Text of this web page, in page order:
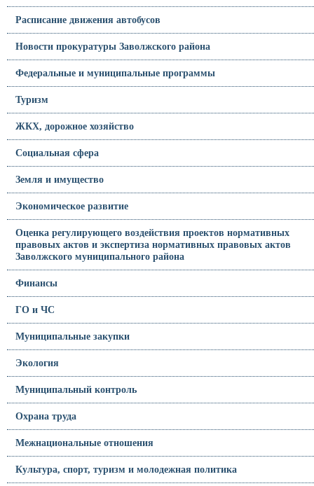
Расписание движения автобусов
Новости прокуратуры Заволжского района
Федеральные и муниципальные программы
Туризм
ЖКХ, дорожное хозяйство
Социальная сфера
Земля и имущество
Экономическое развитие
Оценка регулирующего воздействия проектов нормативных
правовых актов и экспертиза нормативных правовых актов
Заволжского муниципального района
Финансы
ГО и ЧС
Муниципальные закупки
Экология
Муниципальный контроль
Охрана труда
Межнациональные отношения
Культура, спорт, туризм и молодежная политика